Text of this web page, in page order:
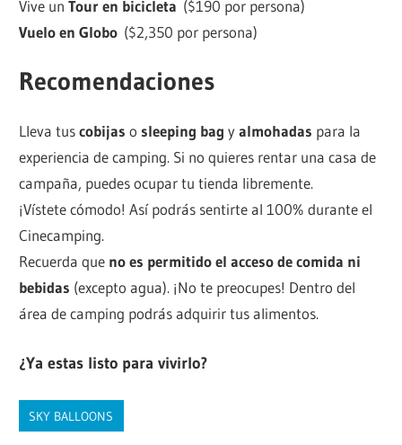
Vive unTour en bicicleta ($190 por persona)
Vuelo en Globo ($2,350 por persona)
Recomendaciones
Lleva tuscobijas o sleeping bag yalmohadas para la
experiencia de camping. Si no quieres rentar una casa de
campaña, puedes ocupar tu tienda libremente.
¡Vístete cómodo! Así podrás sentirte al 100% durante el
Cinecamping.
Recuerda que no es permitido el acceso de comida ni
bebidas (excepto agua). ¡No te preocupes! Dentro del
área de camping podrás adquirir tus alimentos.
¿Ya estas listo para vivirlo?
SKY BALLOONS